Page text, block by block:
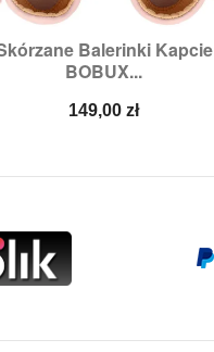
Balerinki Kapcie
BOBUX...
Cena
149,00 zł
Szybki podgląd
Rozmiary:L